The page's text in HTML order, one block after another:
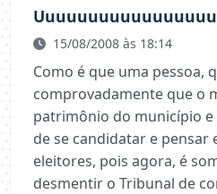
15/08/2008 às 18:14
Como é que uma pessoa,
comprovadamente que o
patrimônio do município
de se candidatar e pensar
eleitores, pois agora, é
desmentir o Tribunal de